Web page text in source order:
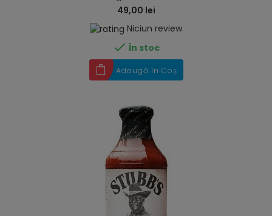
49,00 lei
Niciun review
 În stoc
Adaugă în Coș